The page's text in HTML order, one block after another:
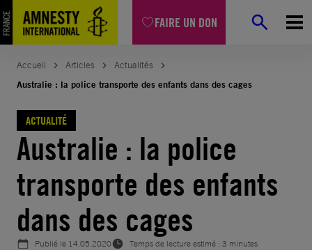
FAIRE UN DON
Aller
au
contenu
Accueil Articles
Actualités
Australie : la police transporte des enfants dans des cages
ACTUALITÉ
Australie : la police
transporte des enfants
dans des cages
Publié le 14.05.2020
Temps de lecture estimé : 3 minutes